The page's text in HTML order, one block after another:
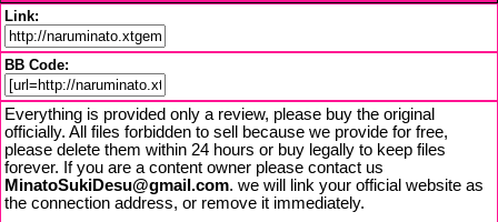
Link:
BB Code:
Everything is provided only a review, please buy the original
officially. All files forbidden to sell because we provide for free,
please delete them within 24 hours or buy legally to keep files
forever. If you are a content owner please contact us
MinatoSukiDesu@gmail.com. we will link your official website as
the connection address, or remove it immediately.